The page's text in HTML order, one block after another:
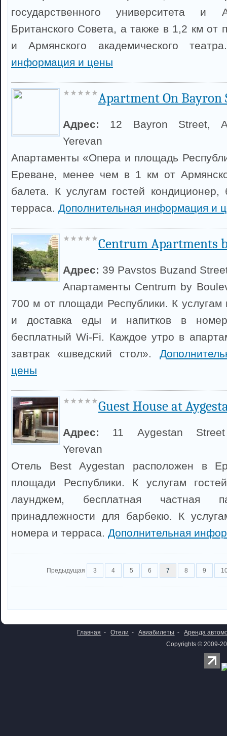
государственного университета и
Британского Совета, а также в 1,2 км от
и Армянского академического
информация и цены
Apartment On Bayron
Адрес: 12 Bayron Street,
Yerevan
Апартаменты «Опера и площадь
Ереване, менее чем в 1 км от
балета. К услугам гостей
терраса. Дополнительная информация и
Centrum Apartments
Адрес: 39 Pavstos Buzand
Апартаменты Centrum by
700 м от площади Республики. К услугам
и доставка еды и напитков в номер.
бесплатный Wi-Fi. Каждое утро в
завтрак «шведский стол».
цены
Guest House at
Адрес: 11 Aygestan
Yerevan
Отель Best Aygestan расположен в
площади Республики. К услугам
лаунджем, бесплатная частная
принадлежности для барбекю. К
номера и терраса. Дополнительная
Предыдущая 3 4 5 6 7 8 9
Главная - Отели - Авиабилеты -
Аренда
Copyrights © 2009-